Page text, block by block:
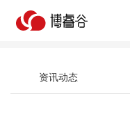
资讯动态